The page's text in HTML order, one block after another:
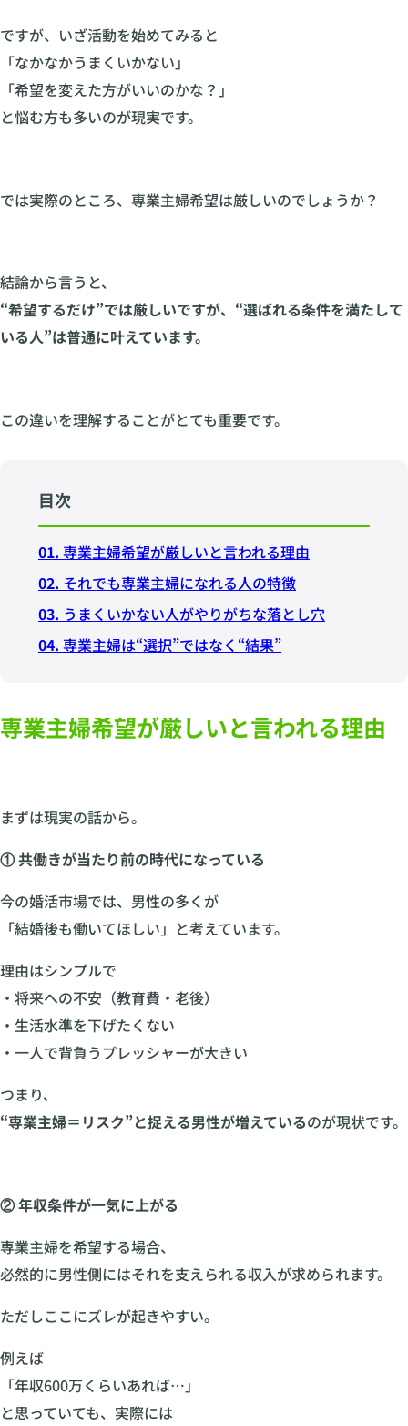
ですが、いざ活動を始めてみると
「なかなかうまくいかない」
「希望を変えた方がいいのかな？」
と悩む方も多いのが現実です。
では実際のところ、専業主婦希望は厳しいのでしょうか？
結論から言うと、
“希望するだけ”では厳しいですが、“選ばれる条件を満たして
いる人”は普通に叶えています。
この違いを理解することがとても重要です。
目次
01. 専業主婦希望が厳しいと言われる理由
02. それでも専業主婦になれる人の特徴
03. うまくいかない人がやりがちな落とし穴
04. 専業主婦は“選択”ではなく“結果”
専業主婦希望が厳しいと言われる理由
まずは現実の話から。
① 共働きが当たり前の時代になっている
今の婚活市場では、男性の多くが
「結婚後も働いてほしい」と考えています。
理由はシンプルで
・将来への不安（教育費・老後）
・生活水準を下げたくない
・一人で背負うプレッシャーが大きい
つまり、
“専業主婦＝リスク”と捉える男性が増えているのが現状です。
② 年収条件が一気に上がる
専業主婦を希望する場合、
必然的に男性側にはそれを支えられる収入が求められます。
ただしここにズレが起きやすい。
例えば
「年収600万くらいあれば…」
と思っていても、実際には